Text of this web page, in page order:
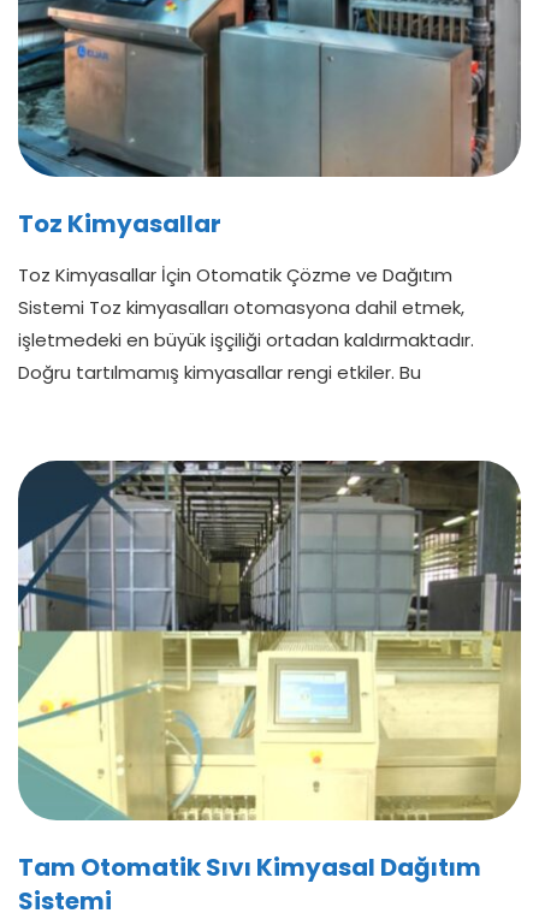
Toz Kimyasallar
Toz Kimyasallar İçin Otomatik Çözme ve Dağıtım
Sistemi Toz kimyasalları otomasyona dahil etmek,
işletmedeki en büyük işçiliği ortadan kaldırmaktadır.
Doğru tartılmamış kimyasallar rengi etkiler. Bu
Tam Otomatik Sıvı Kimyasal Dağıtım
Sistemi